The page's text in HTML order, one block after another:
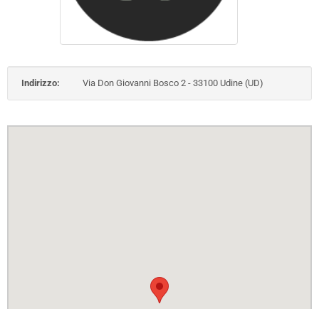
Indirizzo: Via Don Giovanni Bosco 2 - 33100 Udine (UD)